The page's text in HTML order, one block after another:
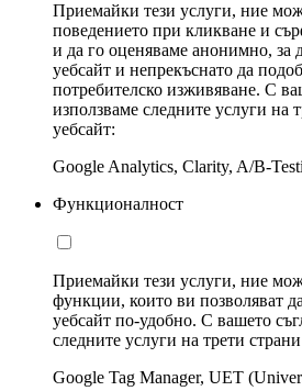
Приемайки тези услуги, ние
поведението при кликване и
и да го оценяваме анонимно, за
уебсайт и непрекъснато да
потребителско изживяване. С
използваме следните услуги на
уебсайт:
Google Analytics, Clarity, A/B-
Функционалност
Приемайки тези услуги, ние
функции, които ви позволяват
уебсайт по-удобно. С вашето
следните услуги на трети
Google Tag Manager, UET